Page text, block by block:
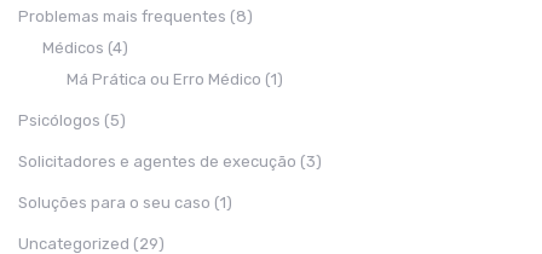
Problemas mais frequentes (8)
Médicos (4)
Má Prática ou Erro Médico (1)
Psicólogos (5)
Solicitadores e agentes de execução (3)
Soluções para o seu caso (1)
Uncategorized (29)